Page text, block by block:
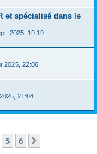
et spécialisé dans le
2025, 19:19
2025, 22:06
21:04
5 6